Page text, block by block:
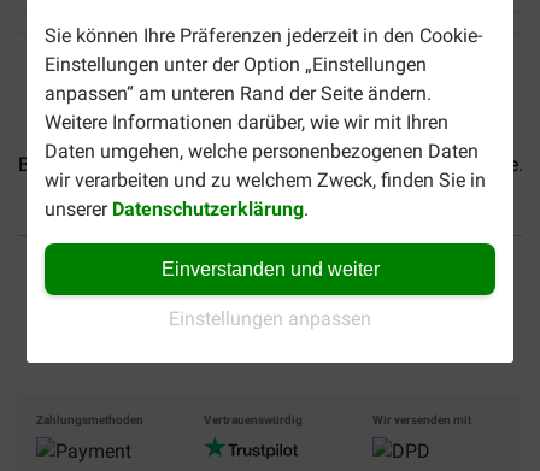
Sie können Ihre Präferenzen jederzeit in den Cookie-
Einstellungen unter der Option „Einstellungen
anpassen“ am unteren Rand der Seite ändern.
Weitere Informationen darüber, wie wir mit Ihren
Daten umgehen, welche personenbezogenen Daten
wir verarbeiten und zu welchem Zweck, finden Sie in
unserer Datenschutzerklärung.
Einverstanden und weiter
Einstellungen anpassen
Brekz Snacks - Pure Würste... Brekz Snacks - Pure Würste...
Versandkostenfrei ab 49 €
Zahlungsmethoden Vertrauenswürdig Wir versenden mit